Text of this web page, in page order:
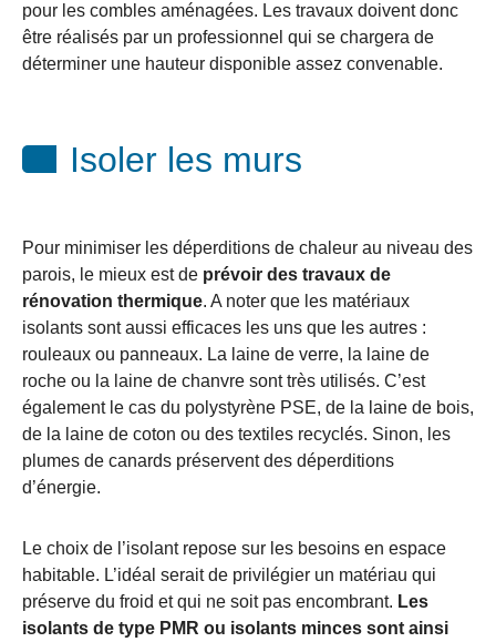
pour les combles aménagées. Les travaux doivent donc
être réalisés par un professionnel qui se chargera de
déterminer une hauteur disponible assez convenable.
Isoler les murs
Pour minimiser les déperditions de chaleur au niveau des
parois, le mieux est de prévoir des travaux de
rénovation thermique. A noter que les matériaux
isolants sont aussi efficaces les uns que les autres :
rouleaux ou panneaux. La laine de verre, la laine de
roche ou la laine de chanvre sont très utilisés. C’est
également le cas du polystyrène PSE, de la laine de bois,
de la laine de coton ou des textiles recyclés. Sinon, les
plumes de canards préservent des déperditions
d’énergie.
Le choix de l’isolant repose sur les besoins en espace
habitable. L’idéal serait de privilégier un matériau qui
préserve du froid et qui ne soit pas encombrant. Les
isolants de type PMR ou isolants minces sont ainsi